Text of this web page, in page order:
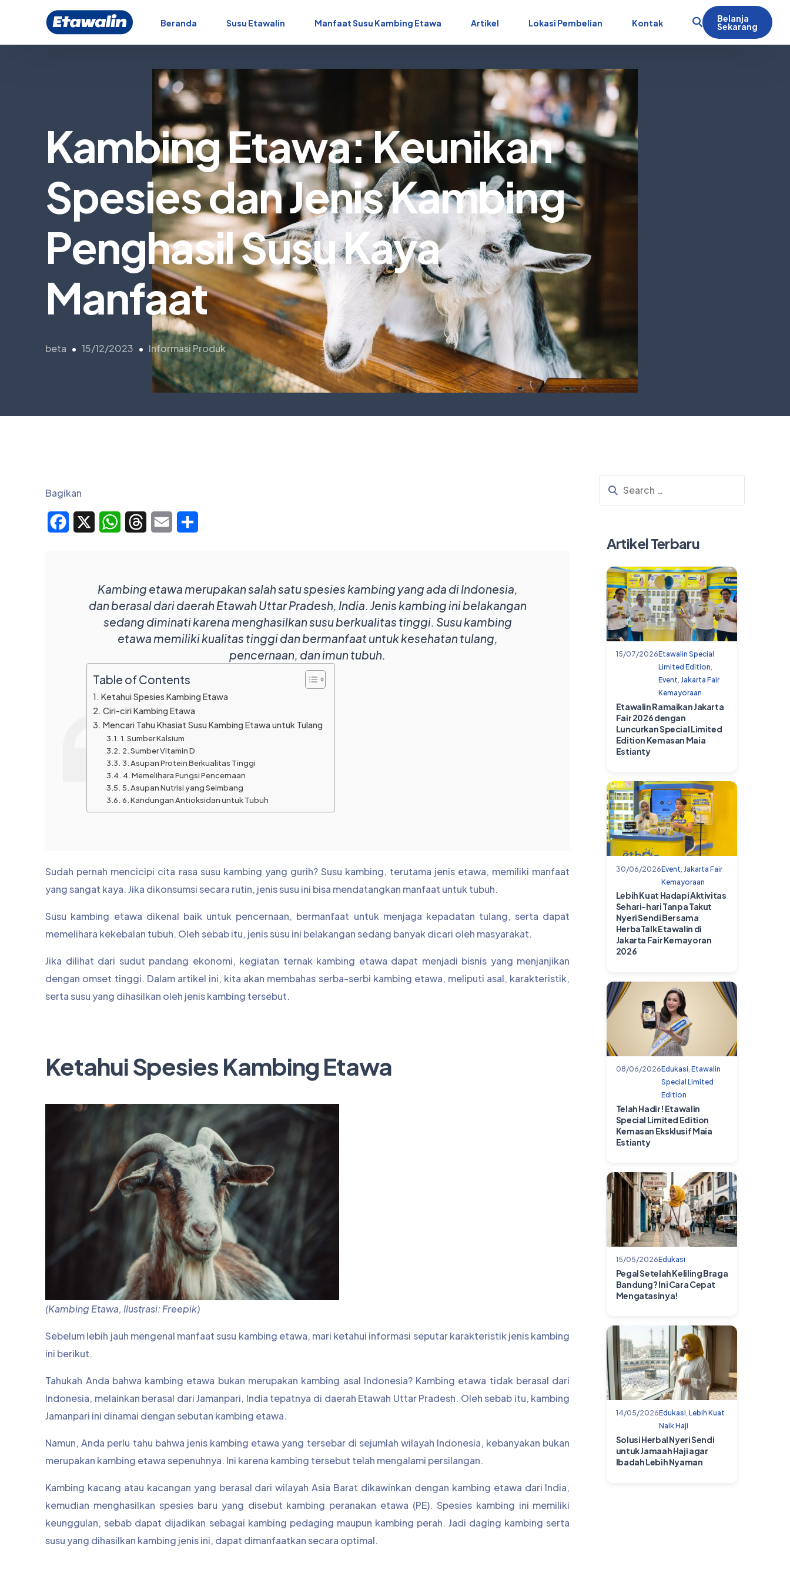
Beranda Susu Etawalin Manfaat Susu Kambing Etawa Artikel Lokasi Pembelian Kontak Belanja
Sekarang
Kambing Etawa: Keunikan
Spesies dan Jenis Kambing
Penghasil Susu Kaya
Manfaat
beta 15/12/2023 Informasi Produk
Bagikan
Facebook WhatsAppThreadsEmail
Kambing etawa merupakan salah satu spesies kambing yang ada di Indonesia,
dan berasal dari daerah Etawah Uttar Pradesh, India. Jenis kambing ini belakangan
sedang diminati karena menghasilkan susu berkualitas tinggi. Susu kambing
etawa memiliki kualitas tinggi dan bermanfaat untuk kesehatan tulang,
pencernaan, dan imun tubuh.
Table of Contents
Ketahui Spesies Kambing Etawa
Ciri-ciri Kambing Etawa
Mencari Tahu Khasiat Susu Kambing Etawa untuk Tulang
1. Sumber Kalsium
2. Sumber Vitamin D
3. Asupan Protein Berkualitas Tinggi
4. Memelihara Fungsi Pencernaan
5. Asupan Nutrisi yang Seimbang
6. Kandungan Antioksidan untuk Tubuh
Sudah pernah mencicipi cita rasa susu kambing yang gurih? Susu kambing, terutama jenis etawa, memiliki manfaat
yang sangat kaya. Jika dikonsumsi secara rutin, jenis susu ini bisa mendatangkan manfaat untuk tubuh.
Susu kambing etawa dikenal baik untuk pencernaan, bermanfaat untuk menjaga kepadatan tulang, serta dapat
memelihara kekebalan tubuh. Oleh sebab itu, jenis susu ini belakangan sedang banyak dicari oleh masyarakat.
Jika dilihat dari sudut pandang ekonomi, kegiatan ternak kambing etawa dapat menjadi bisnis yang menjanjikan
dengan omset tinggi. Dalam artikel ini, kita akan membahas serba-serbi kambing etawa, meliputi asal, karakteristik,
serta susu yang dihasilkan oleh jenis kambing tersebut.
Ketahui Spesies Kambing Etawa
(Kambing Etawa, Ilustrasi: Freepik)
Sebelum lebih jauh mengenal manfaat susu kambing etawa, mari ketahui informasi seputar karakteristik jenis kambing
ini berikut.
Tahukah Anda bahwa kambing etawa bukan merupakan kambing asal Indonesia? Kambing etawa tidak berasal dari
Indonesia, melainkan berasal dari Jamanpari, India tepatnya di daerah Etawah Uttar Pradesh. Oleh sebab itu, kambing
Jamanpari ini dinamai dengan sebutan kambing etawa.
Namun, Anda perlu tahu bahwa jenis kambing etawa yang tersebar di sejumlah wilayah Indonesia, kebanyakan bukan
merupakan kambing etawa sepenuhnya. Ini karena kambing tersebut telah mengalami persilangan.
Kambing kacang atau kacangan yang berasal dari wilayah Asia Barat dikawinkan dengan kambing etawa dari India,
kemudian menghasilkan spesies baru yang disebut kambing peranakan etawa (PE). Spesies kambing ini memiliki
keunggulan, sebab dapat dijadikan sebagai kambing pedaging maupun kambing perah. Jadi daging kambing serta
susu yang dihasilkan kambing jenis ini, dapat dimanfaatkan secara optimal.
Artikel Terbaru
15/07/2026Etawalin Special
Limited Edition,
Event, Jakarta Fair
Kemayoraan
Etawalin Ramaikan Jakarta
Fair 2026 dengan
Luncurkan Special Limited
Edition Kemasan Maia
Estianty
30/06/2026Event Jakarta Fair
Kemayoraan
Lebih Kuat Hadapi Aktivitas
Sehari-hari Tanpa Takut
Nyeri Sendi Bersama
HerbaTalk Etawalin di
Jakarta Fair Kemayoran
2026
08/06/2026Edukasi Etawalin
Special Limited
Edition
Telah Hadir! Etawalin
Special Limited Edition
Kemasan Eksklusif Maia
Estianty
15/05/2026Edukasi
Pegal Setelah Keliling Braga
Bandung? Ini Cara Cepat
Mengatasinya!
14/05/2026Edukasi, Lebih Kuat
Naik Haji
Solusi Herbal Nyeri Sendi
untuk Jamaah Haji agar
Ibadah Lebih Nyaman